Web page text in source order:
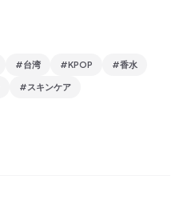
#台湾 #KPOP #香水
#スキンケア